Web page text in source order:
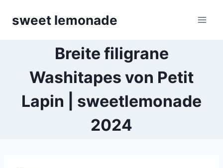
sweet lemonade
Breite filigrane
Washitapes von Petit
Lapin | sweetlemonade
2024